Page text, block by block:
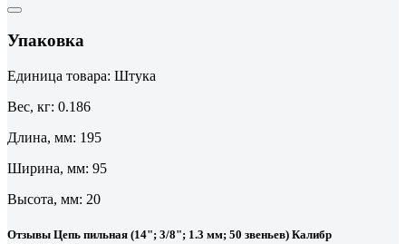
Упаковка
Единица товара: Штука
Вес, кг: 0.186
Длина, мм: 195
Ширина, мм: 95
Высота, мм: 20
Отзывы Цепь пильная (14"; 3/8"; 1.3 мм; 50 звеньев) Калибр